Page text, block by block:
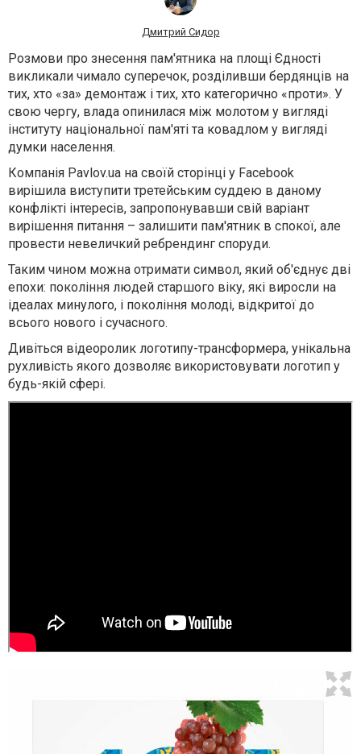
Дмитрий Сидор
Розмови про знесення пам'ятника на площі Єдності
викликали чимало суперечок, розділивши бердянців на
тих, хто «за» демонтаж і тих, хто категорично «проти». У
свою чергу, влада опинилася між молотом у вигляді
інституту національної пам'яті та ковадлом у вигляді
думки населення.
Компанія Pavlov.ua на своїй сторінці у Facebook
вирішила виступити третейським суддею в даному
конфлікті інтересів, запропонувавши свій варіант
вирішення питання – залишити пам'ятник в спокої, але
провести невеличкий ребрендинг споруди.
Таким чином можна отримати символ, який об'єднує дві
епохи: покоління людей старшого віку, які виросли на
ідеалах минулого, і покоління молоді, відкритої до
всього нового і сучасного.
Дивіться відеоролик логотипу-трансформера, унікальна
рухливість якого дозволяє використовувати логотип у
будь-якій сфері.